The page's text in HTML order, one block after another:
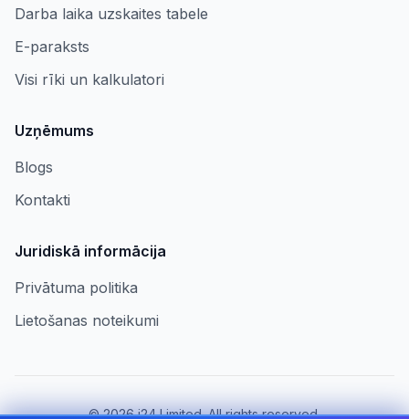
Darba laika uzskaites tabele
E-paraksts
Visi rīki un kalkulatori
Uzņēmums
Blogs
Kontakti
Juridiskā informācija
Privātuma politika
Lietošanas noteikumi
©2026i24 Limited. All rights reserved.